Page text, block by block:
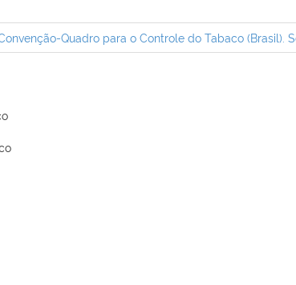
Quadro para o Controle do Tabaco (Brasil).